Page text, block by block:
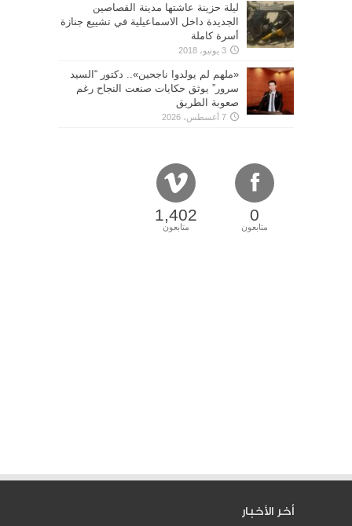
ليلة حزينة عاشتها مدينة القصاصين
الجديدة داخل الاسماعيلية في تشييع جنازة
أسرة كاملة
3 يونيو، 2018
«ملهم لم يولدوا ناجحين».. دكتور “السيد
سرور” يوثق حكايات صنعت النجاح رغم
صعوبة الطريق
7 أغسطس، 2026
0
متابعون
1,402
متابعون
أخر الأخبار